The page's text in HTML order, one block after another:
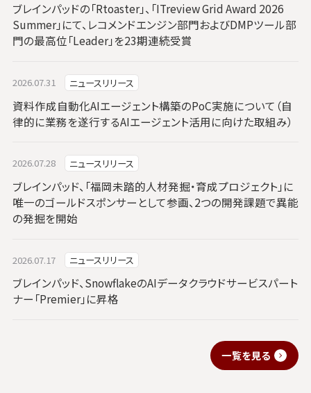
ブレインパッドの「Rtoaster」、「ITreview Grid Award 2026
Summer」にて、レコメンドエンジン部門およびDMPツール部
門の最高位「Leader」を23期連続受賞
2026.07.31 ニュースリリース
資料作成自動化AIエージェント構築のPoC実施について（自
律的に業務を遂行するAIエージェント活用に向けた取組み）
2026.07.28 ニュースリリース
ブレインパッド、「福岡未踏的人材発掘・育成プロジェクト」に
唯一のゴールドスポンサーとして参画、2つの開発課題で異能
の発掘を開始
2026.07.17 ニュースリリース
ブレインパッド、SnowflakeのAIデータクラウドサービスパート
ナー「Premier」に昇格
一覧を見る